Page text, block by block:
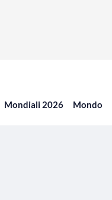
Mondiali 2026 Mondo